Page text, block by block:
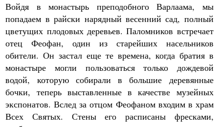
Войдя в монастырь преподобного Варлаама, мы
попадаем в райски нарядный весенний сад, полный
цветущих плодовых деревьев. Паломников встречает
отец Феофан, один из старейших насельников
обители. Он застал еще те времена, когда братия в
монастыре могли пользоваться только дождевой
водой, которую собирали в большие деревянные
бочки, теперь выставленные в качестве музейных
экспонатов. Вслед за отцом Феофаном входим в храм
Всех Святых. Стены его расписаны фресками,